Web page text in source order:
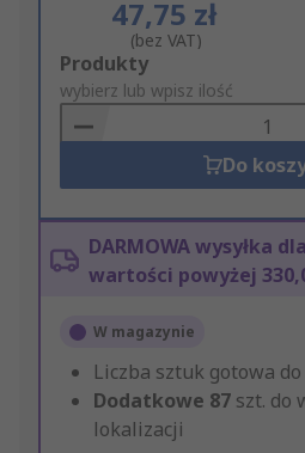
47,75 zł
(bez VAT)
Add
to
Basket
Produkty
wybierz lub wpisz ilość
Do
DARMOWA wysyłka
wartości powyżej
W magazynie
Liczba sztuk gotowa do
Dodatkowe 87 szt. do
lokalizacji